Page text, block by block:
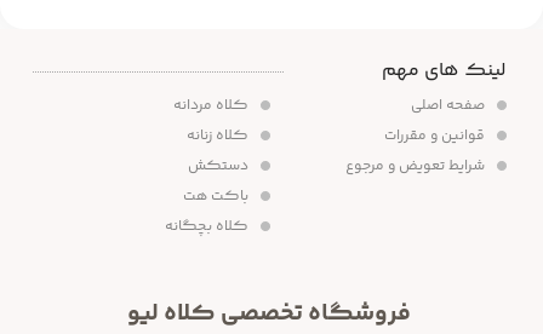
لینک های مهم
صفحه اصلی
قوانین و مقررات
شرایط تعویض و مرجوع
کلاه مردانه
کلاه زنانه
دستکش
باکت هت
کلاه بچگانه
فروشگاه تخصصی کلاه لیو